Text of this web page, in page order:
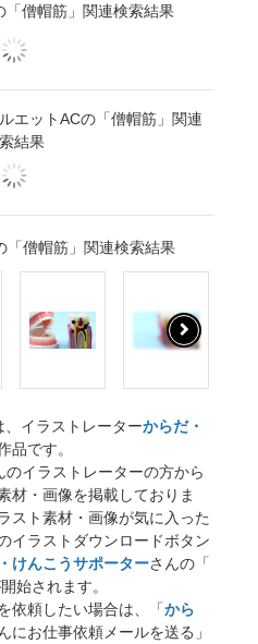
「僧帽筋」関連検索結果
エットACの「僧帽筋」関連
結果
「僧帽筋」関連検索結果
、イラストレーターからだ・
品です。
イラストレーターの方から
材・画像を掲載しておりま
スト素材・画像が気に入った
イラストダウンロードボタン
けんこうサポーターさんの「
始されます。
依頼したい場合は、「から
にお仕事依頼メールを送る」